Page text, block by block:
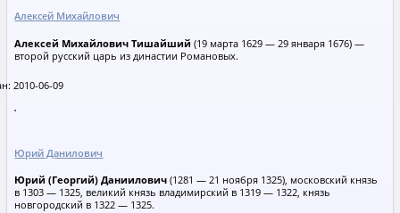
Алексей Михайлович
Алексей Михайлович Тишайший (19 марта 1629 — 29 января 1676) —
второй русский царь из династии Романовых.
2010-06-09
Юрий Данилович
Юрий (Георгий) Даниилович (1281 — 21 ноября 1325), московский князь
в 1303 — 1325, великий князь владимирский в 1319 — 1322, князь
новгородский в 1322 — 1325.